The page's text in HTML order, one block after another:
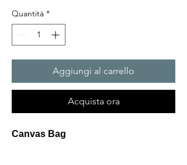
Quantità *
Aggiungi al carrello
Acquista ora
Canvas Bag